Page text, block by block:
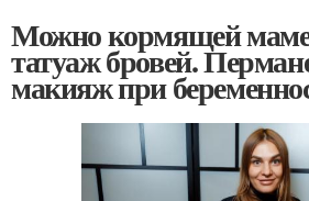
Можно кормящей маме
татуаж бровей.
макияж при